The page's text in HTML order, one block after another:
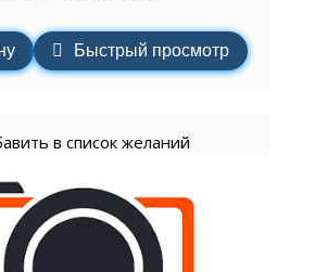
Быстрый просмотр
в список желаний